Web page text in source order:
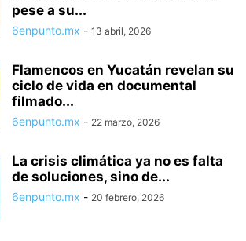
pese a su...
6enpunto.mx - 13 abril, 2026
Flamencos en Yucatán revelan su
ciclo de vida en documental
filmado...
6enpunto.mx - 22 marzo, 2026
La crisis climática ya no es falta
de soluciones, sino de...
6enpunto.mx - 20 febrero, 2026